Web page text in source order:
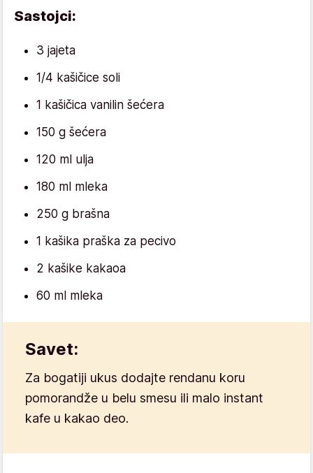
Sastojci:
3 jajeta
1/4 kašičice soli
1 kašičica vanilin šećera
150 g šećera
120 ml ulja
180 ml mleka
250 g brašna
1 kašika praška za pecivo
2 kašike kakaoa
60 ml mleka
Savet:
Za bogatiji ukus dodajte rendanu koru
pomorandže u belu smesu ili malo instant
kafe u kakao deo.